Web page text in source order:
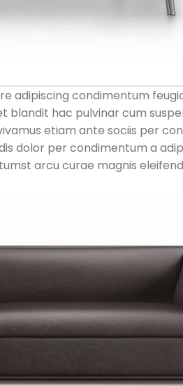
adipiscing condimentum
blandit hac pulvinar cum
etiam ante sociis per
dolor per condimentum a
arcu curae magnis